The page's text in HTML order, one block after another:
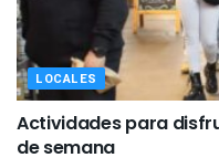
LOCALES
Actividades para
de semana